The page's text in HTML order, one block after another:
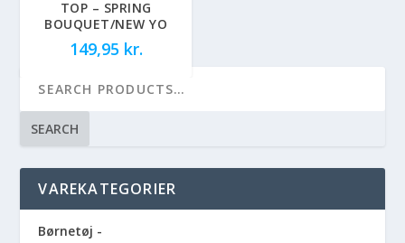
TOP – SPRING
BOUQUET/NEW YO
149,95 kr.
SEARCH
VAREKATEGORIER
Børnetøj -